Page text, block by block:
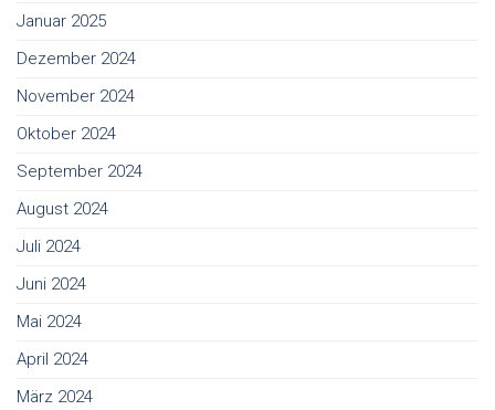
Januar 2025
Dezember 2024
November 2024
Oktober 2024
September 2024
August 2024
Juli 2024
Juni 2024
Mai 2024
April 2024
März 2024